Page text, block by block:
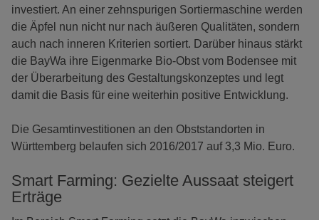
investiert. An einer zehnspurigen Sortiermaschine werden
die Äpfel nun nicht nur nach äußeren Qualitäten, sondern
auch nach inneren Kriterien sortiert. Darüber hinaus stärkt
die BayWa ihre Eigenmarke Bio-Obst vom Bodensee mit
der Überarbeitung des Gestaltungskonzeptes und legt
damit die Basis für eine weiterhin positive Entwicklung.
Die Gesamtinvestitionen an den Obststandorten in
Württemberg belaufen sich 2016/2017 auf 3,3 Mio. Euro.
Smart Farming: Gezielte Aussaat steigert
Erträge